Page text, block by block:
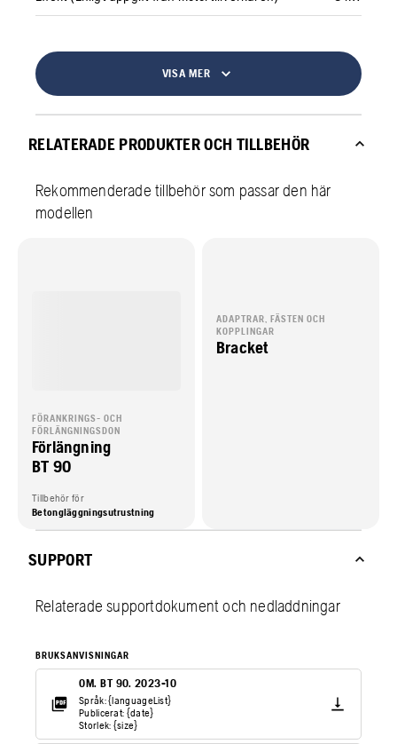
VISA MER
RELATERADE PRODUKTER OCH TILLBEHÖR
Rekommenderade tillbehör som passar den här
modellen
FÖRANKRINGS- OCH
FÖRLÄNGNINGSDON
Förlängning
BT 90
Tillbehör för
Betongläggningsutrustning
ADAPTRAR, FÄSTEN OCH
KOPPLINGAR
Bracket
SUPPORT
Relaterade supportdokument och nedladdningar
BRUKSANVISNINGAR
OM. BT 90. 2023-10
Språk: {languageList}
Publicerat: {date}
Storlek: {size}